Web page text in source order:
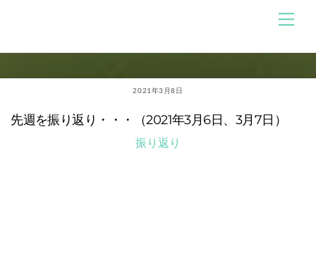
content
メ
ニ
ー
2021年3月8日
先週を振り返り・・・（2021年3月6日、3月7日）
振り返り